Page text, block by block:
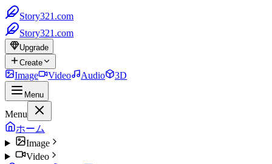
Story321.com
Story321.com
Upgrade
Create
Image Video Audio 3D
Menu
Menu
ホーム
Image
Video